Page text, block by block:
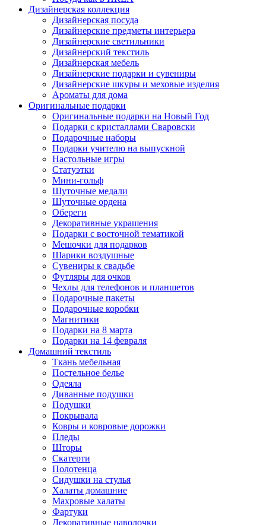
Дизайнерская коллекция
Дизайнерская посуда
Дизайнерские предметы интерьера
Дизайнерские светильники
Дизайнерский текстиль
Дизайнерская мебель
Дизайнерские подарки и сувениры
Дизайнерские шкуры и меховые изделия
Ароматы для дома
Оригинальные подарки
Оригинальные подарки на Новый Год
Подарки с кристаллами Сваровски
Подарочные наборы
Подарки учителю на выпускной
Настольные игры
Статуэтки
Мини-гольф
Шуточные медали
Шуточные ордена
Обереги
Декоративные украшения
Подарки с восточной тематикой
Мешочки для подарков
Шарики воздушные
Сувениры к свадьбе
Футляры для очков
Чехлы для телефонов и планшетов
Подарочные пакеты
Подарочные коробки
Магнитики
Подарки на 8 марта
Подарки на 14 февраля
Домашний текстиль
Ткань мебельная
Постельное белье
Одеяла
Диванные подушки
Подушки
Покрывала
Ковры и ковровые дорожки
Пледы
Шторы
Скатерти
Полотенца
Сидушки на стулья
Халаты домашние
Махровые халаты
Фартуки
Декоративные наволочки